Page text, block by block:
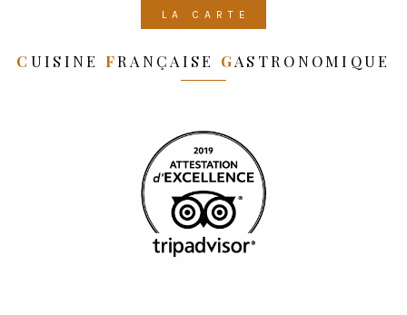
LA CARTE
C UISINE FRANÇAISE GASTRONOMIQUE